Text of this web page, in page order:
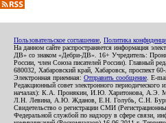
Пользовательское соглашение Политика
На данном сайте распространяется информация
ДВ» со знаком «Дебри-ДВ». 16+ Учредитель:
России, член Союза писателей России). Главный
680032, Хабаровский край, Хабаровск, проспект
Электронная приемная: Отправить сообщение . E-
Редакционный совет электронного
началах): К.А. Пронякин, И.Ю. Харитонова,
Л.Н. Левина, А.Ю. Жданов, Е.Н. Голубь, С.Н.
Свидетельство о регистрации СМИ
Федеральной службой по надзору в сфере связи,